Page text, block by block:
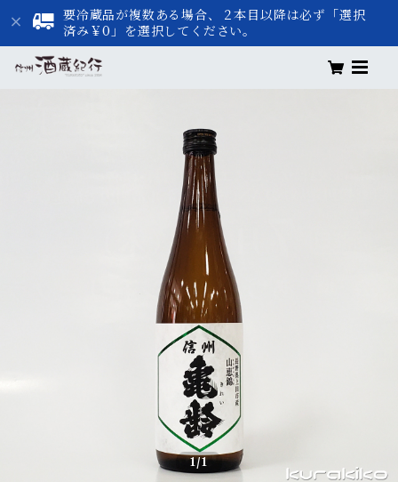
要冷蔵品が複数ある場合、２本目以降は必ず「選択
済み￥0」を選択してください。
1/1